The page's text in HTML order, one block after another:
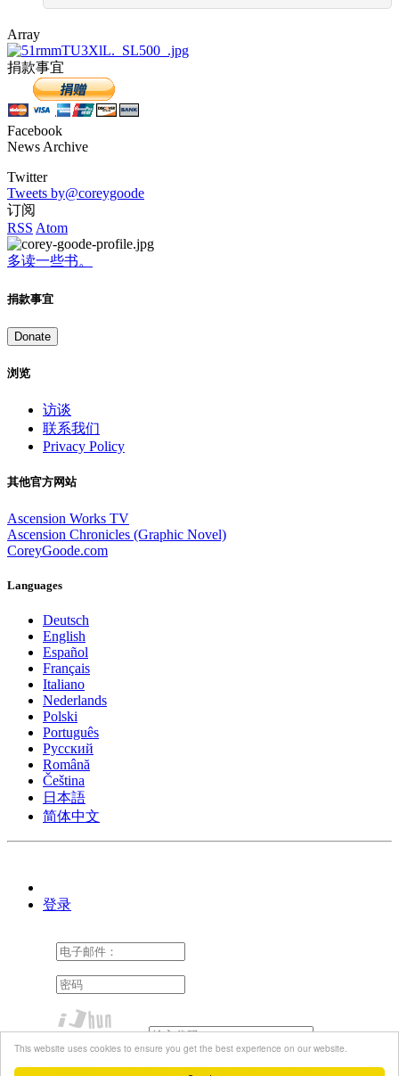
This website uses cookies to ensure you get the best experience on our website.
Array
捐款事宜
Facebook
News Archive
Twitter
Tweets by@coreygoode
订阅
RSS Atom
多读一些书。
捐款事宜
Donate
浏览
访谈
联系我们
Privacy Policy
其他官方网站
Ascension Works TV
Ascension Chronicles (Graphic Novel)
CoreyGoode.com
Languages
Deutsch
English
Español
Français
Italiano
Nederlands
Polski
Português
Pусский
Română
Čeština
日本語
简体中文
登录
还记得我